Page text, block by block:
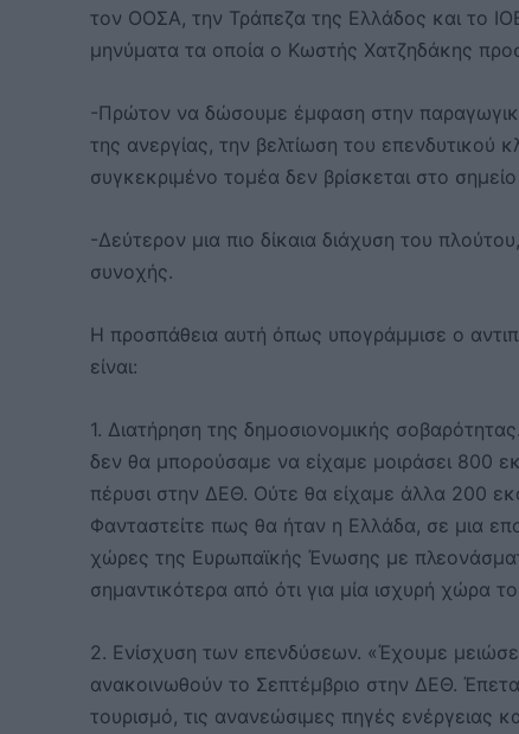
τον ΟΟΣΑ, την Τράπεζα της Ελλάδος και το
μηνύματα τα οποία ο Κωστής Χατζηδάκης
-Πρώτον να δώσουμε έμφαση στην
της ανεργίας, την βελτίωση του επενδυτικού
συγκεκριμένο τομέα δεν βρίσκεται στο
-Δεύτερον μια πιο δίκαια διάχυση του
συνοχής.
Η προσπάθεια αυτή όπως υπογράμμισε ο
είναι:
1. Διατήρηση της δημοσιονομικής
δεν θα μπορούσαμε να είχαμε μοιράσει 800
πέρυσι στην ΔΕΘ. Ούτε θα είχαμε άλλα 200
Φανταστείτε πως θα ήταν η Ελλάδα, σε μια
χώρες της Ευρωπαϊκής Ένωσης με
σημαντικότερα από ότι για μία ισχυρή χώρα
2. Ενίσχυση των επενδύσεων. «Έχουμε
ανακοινωθούν το Σεπτέμβριο στην ΔΕΘ.
τουρισμό, τις ανανεώσιμες πηγές ενέργειας